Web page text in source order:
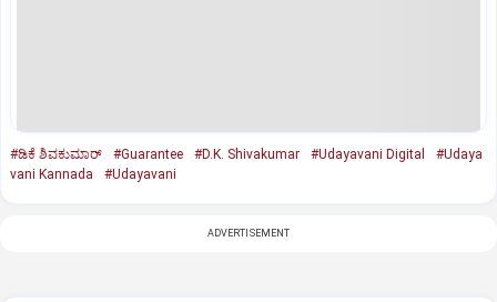
#ಡಿಕೆ ಶಿವಕುಮಾರ್‌ #Guarantee #D.K. Shivakumar #Udayavani Digital
#Udaya
vani Kannada
#Udayavani
ADVERTISEMENT